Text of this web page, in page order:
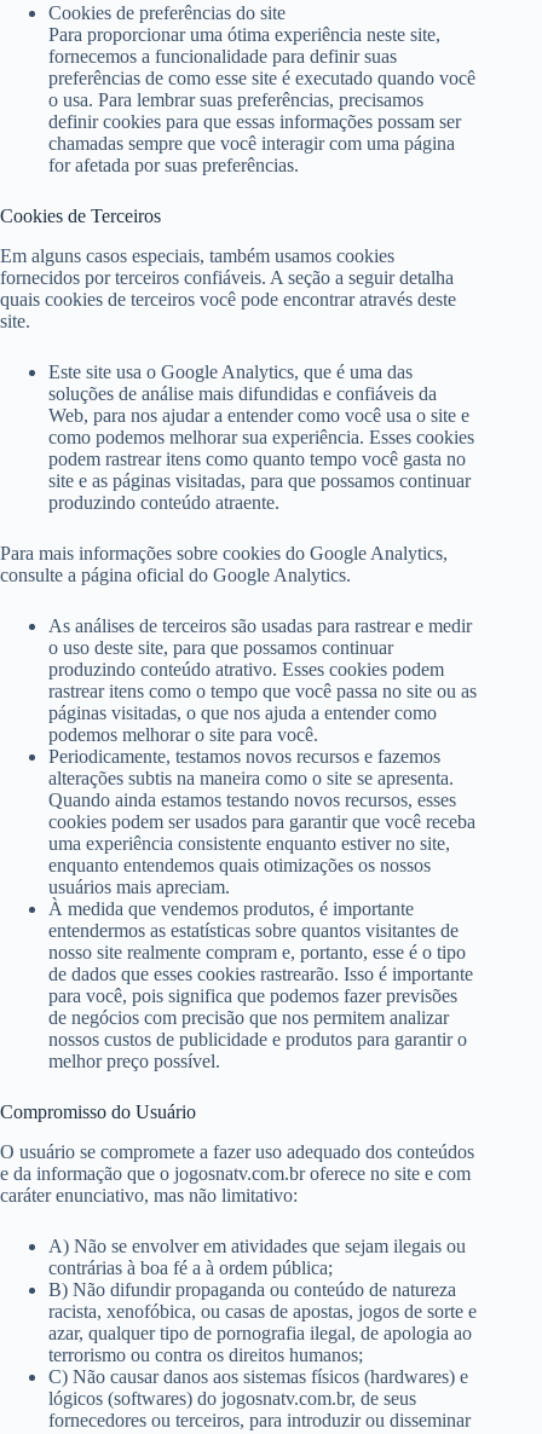
Cookies de preferências do site
Para proporcionar uma ótima experiência neste site,
fornecemos a funcionalidade para definir suas
preferências de como esse site é executado quando você
o usa. Para lembrar suas preferências, precisamos
definir cookies para que essas informações possam ser
chamadas sempre que você interagir com uma página
for afetada por suas preferências.
Cookies de Terceiros
Em alguns casos especiais, também usamos cookies
fornecidos por terceiros confiáveis. A seção a seguir detalha
quais cookies de terceiros você pode encontrar através deste
site.
Este site usa o Google Analytics, que é uma das
soluções de análise mais difundidas e confiáveis ​​da
Web, para nos ajudar a entender como você usa o site e
como podemos melhorar sua experiência. Esses cookies
podem rastrear itens como quanto tempo você gasta no
site e as páginas visitadas, para que possamos continuar
produzindo conteúdo atraente.
Para mais informações sobre cookies do Google Analytics,
consulte a página oficial do Google Analytics.
As análises de terceiros são usadas para rastrear e medir
o uso deste site, para que possamos continuar
produzindo conteúdo atrativo. Esses cookies podem
rastrear itens como o tempo que você passa no site ou as
páginas visitadas, o que nos ajuda a entender como
podemos melhorar o site para você.
Periodicamente, testamos novos recursos e fazemos
alterações subtis na maneira como o site se apresenta.
Quando ainda estamos testando novos recursos, esses
cookies podem ser usados ​​para garantir que você receba
uma experiência consistente enquanto estiver no site,
enquanto entendemos quais otimizações os nossos
usuários mais apreciam.
À medida que vendemos produtos, é importante
entendermos as estatísticas sobre quantos visitantes de
nosso site realmente compram e, portanto, esse é o tipo
de dados que esses cookies rastrearão. Isso é importante
para você, pois significa que podemos fazer previsões
de negócios com precisão que nos permitem analizar
nossos custos de publicidade e produtos para garantir o
melhor preço possível.
Compromisso do Usuário
O usuário se compromete a fazer uso adequado dos conteúdos
e da informação que o jogosnatv.com.br oferece no site e com
caráter enunciativo, mas não limitativo:
A) Não se envolver em atividades que sejam ilegais ou
contrárias à boa fé a à ordem pública;
B) Não difundir propaganda ou conteúdo de natureza
racista, xenofóbica, ou casas de apostas, jogos de sorte e
azar, qualquer tipo de pornografia ilegal, de apologia ao
terrorismo ou contra os direitos humanos;
C) Não causar danos aos sistemas físicos (hardwares) e
lógicos (softwares) do jogosnatv.com.br, de seus
fornecedores ou terceiros, para introduzir ou disseminar